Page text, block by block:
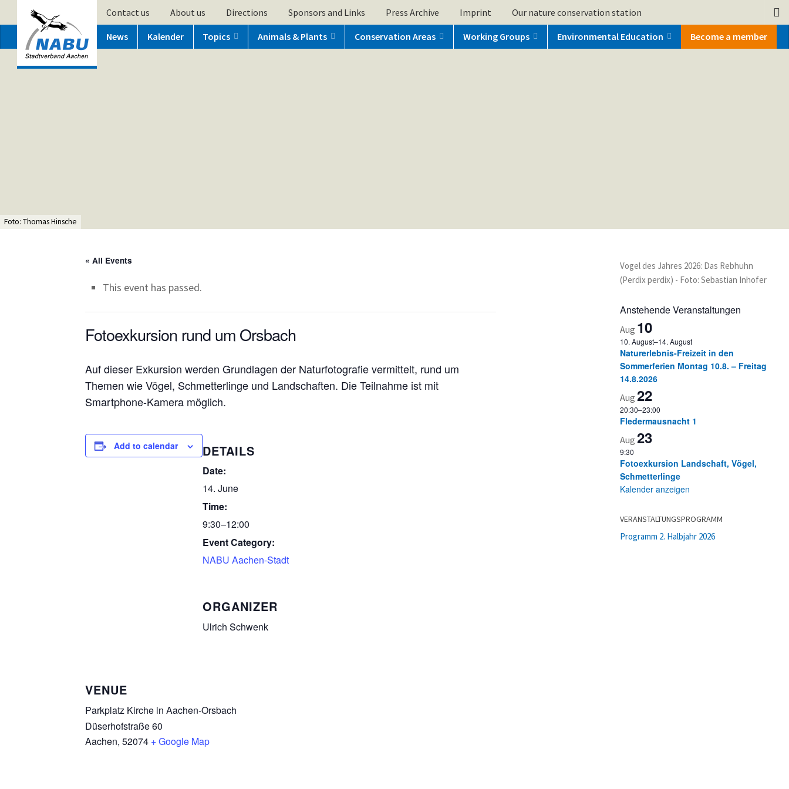
Contact us About us Directions Sponsors and Links Press Archive Imprint Our nature conservation station
News Kalender Topics Animals & Plants Conservation Areas Working Groups Environmental Education Become a member
Foto: Thomas Hinsche
« All Events
This event has passed.
Fotoexkursion rund um Orsbach
Auf dieser Exkursion werden Grundlagen der Naturfotografie vermittelt, rund um
Themen wie Vögel, Schmetterlinge und Landschaften. Die Teilnahme ist mit
Smartphone-Kamera möglich.
Add to calendar DETAILS
Date:
14. June
Time:
9:30–12:00
Event Category:
NABU Aachen-Stadt
ORGANIZER
Ulrich Schwenk
VENUE
Parkplatz Kirche in Aachen-Orsbach
Düserhofstraße 60
Aachen, 52074 + Google Map
Vogel des Jahres 2026: Das Rebhuhn
(Perdix perdix) - Foto: Sebastian Inhofer
Anstehende Veranstaltungen
Aug 10
10. August–14. August
Naturerlebnis-Freizeit in den
Sommerferien Montag 10.8. – Freitag
14.8.2026
Aug 22
20:30–23:00
Fledermausnacht 1
Aug 23
9:30
Fotoexkursion Landschaft, Vögel,
Schmetterlinge
Kalender anzeigen
VERANSTALTUNGSPROGRAMM
Programm 2. Halbjahr 2026